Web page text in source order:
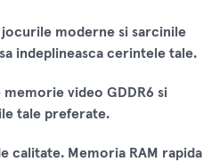
moderne si sarcinile
indeplineasca cerintele tale.
video GDDR6 si
tale preferate.
calitate. Memoria RAM rapida